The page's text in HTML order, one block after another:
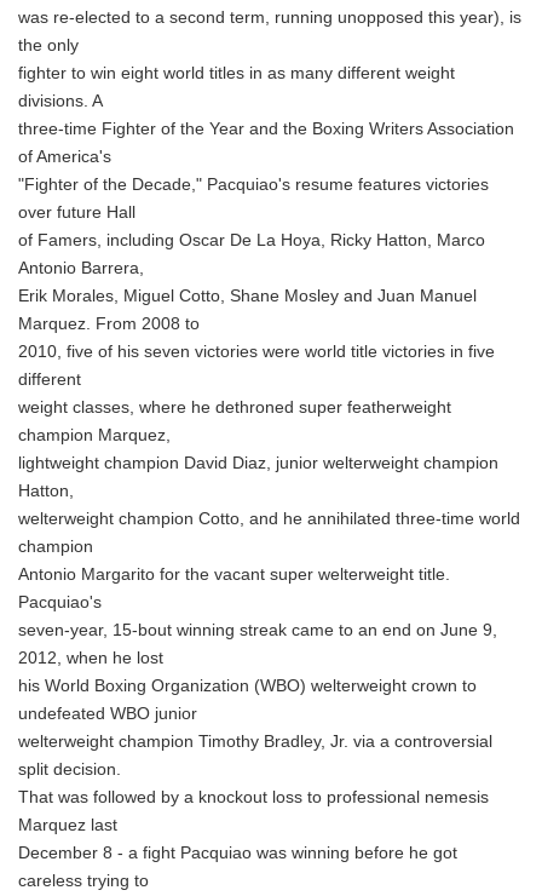
was re-elected to a second term, running unopposed this year), is
the only
fighter to win eight world titles in as many different weight
divisions. A
three-time Fighter of the Year and the Boxing Writers Association
of America's
"Fighter of the Decade," Pacquiao's resume features victories
over future Hall
of Famers, including Oscar De La Hoya, Ricky Hatton, Marco
Antonio Barrera,
Erik Morales, Miguel Cotto, Shane Mosley and Juan Manuel
Marquez. From 2008 to
2010, five of his seven victories were world title victories in five
different
weight classes, where he dethroned super featherweight
champion Marquez,
lightweight champion David Diaz, junior welterweight champion
Hatton,
welterweight champion Cotto, and he annihilated three-time world
champion
Antonio Margarito for the vacant super welterweight title.
Pacquiao's
seven-year, 15-bout winning streak came to an end on June 9,
2012, when he lost
his World Boxing Organization (WBO) welterweight crown to
undefeated WBO junior
welterweight champion Timothy Bradley, Jr. via a controversial
split decision.
That was followed by a knockout loss to professional nemesis
Marquez last
December 8 - a fight Pacquiao was winning before he got
careless trying to